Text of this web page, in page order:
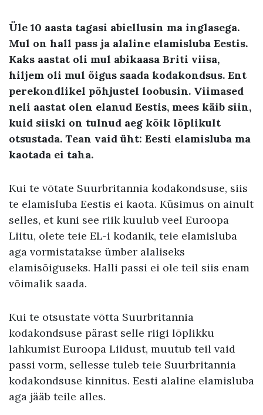
Üle 10 aasta tagasi abiellusin ma inglasega.
Mul on hall pass ja alaline elamisluba Eestis.
Kaks aastat oli mul abikaasa Briti viisa,
hiljem oli mul õigus saada kodakondsus. Ent
perekondlikel põhjustel loobusin. Viimased
neli aastat olen elanud Eestis, mees käib siin,
kuid siiski on tulnud aeg kõik lõplikult
otsustada. Tean vaid üht: Eesti elamisluba ma
kaotada ei taha.
Kui te võtate Suurbritannia kodakondsuse, siis
te elamisluba Eestis ei kaota. Küsimus on ainult
selles, et kuni see riik kuulub veel Euroopa
Liitu, olete teie EL-i kodanik, teie elamisluba
aga vormistatakse ümber alaliseks
elamisõiguseks. Halli passi ei ole teil siis enam
võimalik saada.
Kui te otsustate võtta Suurbritannia
kodakondsuse pärast selle riigi lõplikku
lahkumist Euroopa Liidust, muutub teil vaid
passi vorm, sellesse tuleb teie Suurbritannia
kodakondsuse kinnitus. Eesti alaline elamisluba
aga jääb teile alles.